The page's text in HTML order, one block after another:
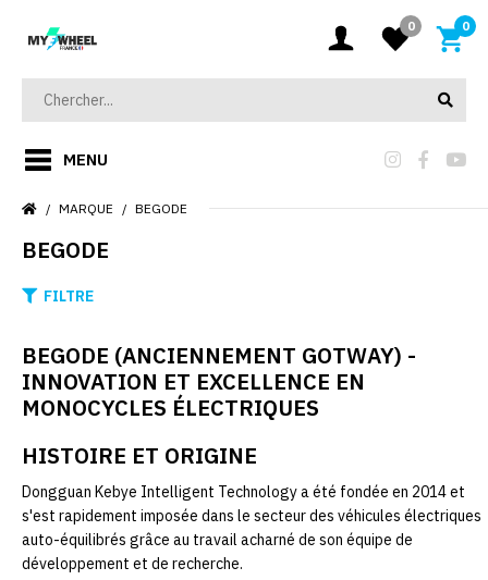
0 0
MENU
MARQUE BEGODE
BEGODE
FILTRE
BEGODE (ANCIENNEMENT GOTWAY) -
INNOVATION ET EXCELLENCE EN
MONOCYCLES ÉLECTRIQUES
HISTOIRE ET ORIGINE
Dongguan Kebye Intelligent Technology a été fondée en 2014 et
s'est rapidement imposée dans le secteur des véhicules électriques
auto-équilibrés grâce au travail acharné de son équipe de
développement et de recherche.